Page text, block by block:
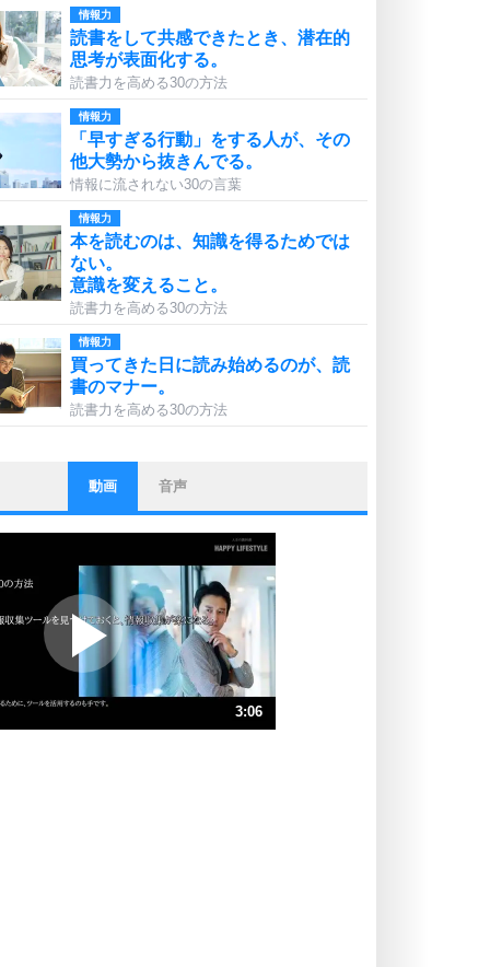
情報力
読書をして共感できたとき、潜在的
思考が表面化する。
読書力を高める30の方法
情報力
「早すぎる行動」をする人が、その
他大勢から抜きんでる。
情報に流されない30の言葉
情報力
本を読むのは、知識を得るためでは
ない。
意識を変えること。
読書力を高める30の方法
情報力
買ってきた日に読み始めるのが、読
書のマナー。
読書力を高める30の方法
ストレス対策
他人と比べない。
いっそのこと、他人を見ない。
プラス思考
ポジティブになれない原因は、行動
しないから。
ポジティブ思考になる30の方法
ストレス対策
動画 音声
3:06